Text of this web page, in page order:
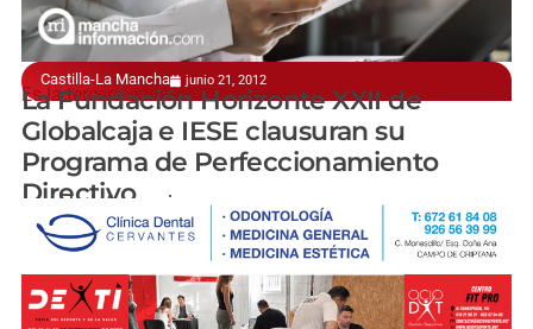
Castilla-La Mancha junio 21, 2012
Es la tercera edición
La Fundación Horizonte XXII de
Globalcaja e IESE clausuran su
Programa de Perfeccionamiento
Directivo
manchainformacion.com